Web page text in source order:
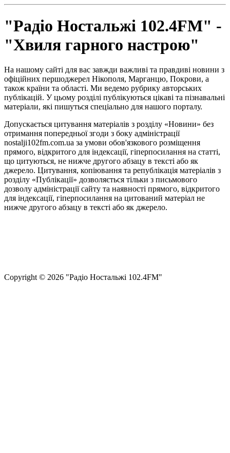
"Радіо Ностальжі 102.4FM" -
"Хвиля гарного настрою"
На нашому сайті для вас завжди важливі та правдиві новини з
офіційних першоджерел Нікополя, Марганцю, Покрови, а
також країни та області. Ми ведемо рубрику авторських
публікацій. У цьому розділі публікуються цікаві та пізнавальні
матеріали, які пишуться спеціально для нашого порталу.
Допускається цитування матеріалів з розділу «Новини» без
отримання попередньої згоди з боку адміністрації
nostalji102fm.com.ua за умови обов'язкового розміщення
прямого, відкритого для індексації, гіперпосилання на статті,
що цитуються, не нижче другого абзацу в тексті або як
джерело. Цитування, копіювання та републікація матеріалів з
розділу «Публікації» дозволяється тільки з письмового
дозволу адміністрації сайту та наявності прямого, відкритого
для індексації, гіперпосилання на цитований матеріал не
нижче другого абзацу в тексті або як джерело.
Сopyright © 2026 "Радіо Ностальжі 102.4FM"